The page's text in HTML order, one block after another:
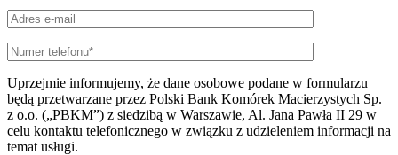
Uprzejmie informujemy, że dane osobowe podane w formularzu
będą przetwarzane przez Polski Bank Komórek Macierzystych Sp.
z o.o. („PBKM”) z siedzibą w Warszawie, Al. Jana Pawła II 29 w
celu kontaktu telefonicznego w związku z udzieleniem informacji na
temat usługi.